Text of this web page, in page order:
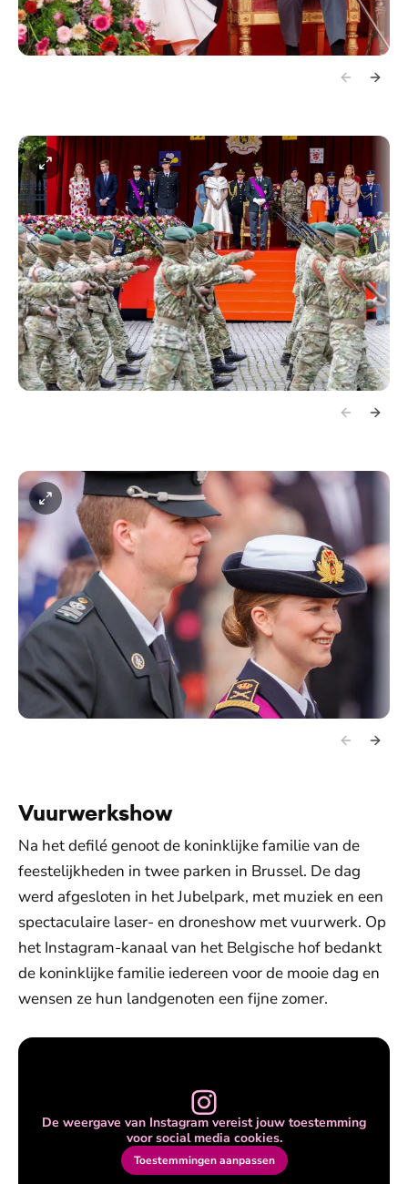
Vuurwerkshow
Na het defilé genoot de koninklijke familie van de
feestelijkheden in twee parken in Brussel. De dag
werd afgesloten in het Jubelpark, met muziek en een
spectaculaire laser- en droneshow met vuurwerk. Op
het Instagram-kanaal van het Belgische hof bedankt
de koninklijke familie iedereen voor de mooie dag en
wensen ze hun landgenoten een fijne zomer.
De weergave van Instagram vereist jouw toestemming
voor social media cookies.
Toestemmingen aanpassen